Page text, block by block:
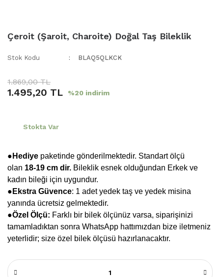
Çeroit (Şaroit, Charoite) Doğal Taş Bileklik
Stok Kodu BLAQ5QLKCK
1.869,00 TL
1.495,20 TL %20 indirim
Stokta Var
●Hediye paketinde gönderilmektedir. Standart ölçü
olan 18-19 cm dir. Bileklik esnek olduğundan Erkek ve
kadın bileği için uygundur.
● Ekstra Güvence: 1 adet yedek taş ve yedek misina
yanında ücretsiz gelmektedir.
●Özel Ölçü: Farklı bir bilek ölçünüz varsa, siparişinizi
tamamladıktan sonra WhatsApp hattımızdan bize iletmeniz
yeterlidir; size özel bilek ölçüsü hazırlanacaktır.